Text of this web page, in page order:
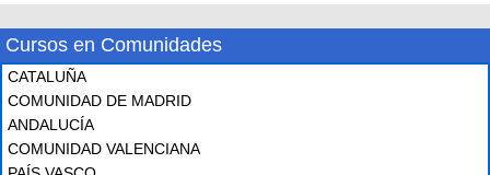
Cursos en Comunidades
CATALUÑA
COMUNIDAD DE MADRID
ANDALUCÍA
COMUNIDAD VALENCIANA